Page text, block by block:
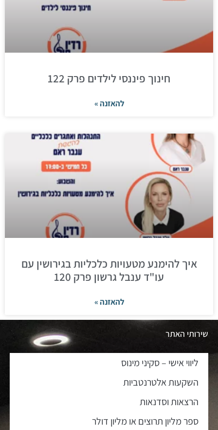
חינוך פיננסי לילדים פרק 122
להאזנה »
איך להימנע מטעויות כלכליות בגירושין עם
עו"ד ענבל גרשון פרק 120
להאזנה »
שירותי האתר
ליווי אישי – סקיני מינוס
השקעות אלטרנטביות
הרצאות וסדנאות
ספר מליון תרוצים או מליון דולר